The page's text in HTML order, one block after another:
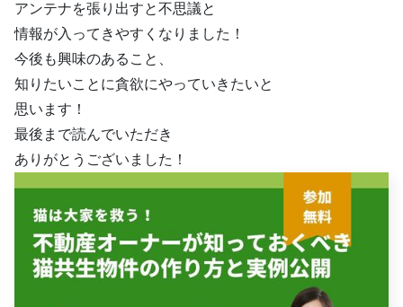
アンテナを張り出すと不思議と
情報が入ってきやすくなりました！
今後も興味のあること、
知りたいことに貪欲にやっていきたいと
思います！
最後まで読んでいただき
ありがとうございました！